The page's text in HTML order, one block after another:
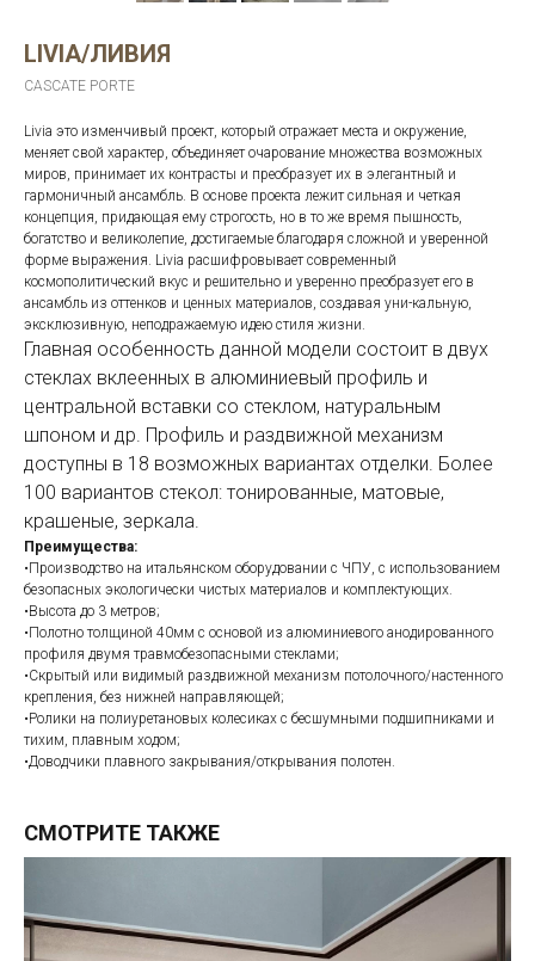
LIVIA/ЛИВИЯ
CASCATE PORTE
Livia это изменчивый проект, который отражает места и окружение,
меняет свой характер, объединяет очарование множества возможных
миров, принимает их контрасты и преобразует их в элегантный и
гармоничный ансамбль. В основе проекта лежит сильная и четкая
концепция, придающая ему строгость, но в то же время пышность,
богатство и великолепие, достигаемые благодаря сложной и уверенной
форме выражения. Livia расшифровывает современный
космополитический вкус и решительно и уверенно преобразует его в
ансамбль из оттенков и ценных материалов, создавая уни-кальную,
эксклюзивную, неподражаемую идею стиля жизни.
Главная особенность данной модели состоит в двух
стеклах вклеенных в алюминиевый профиль и
центральной вставки со стеклом, натуральным
шпоном и др. Профиль и раздвижной механизм
доступны в 18 возможных вариантах отделки. Более
100 вариантов стекол: тонированные, матовые,
крашеные, зеркала.
Преимущества:
•Производство на итальянском оборудовании с ЧПУ, с использованием
безопасных экологически чистых материалов и комплектующих.
•Высота до 3 метров;
•Полотно толщиной 40мм с основой из алюминиевого анодированного
профиля двумя травмобезопасными стеклами;
•Скрытый или видимый раздвижной механизм потолочного/настенного
крепления, без нижней направляющей;
•Ролики на полиуретановых колесиках с бесшумными подшипниками и
тихим, плавным ходом;
•Доводчики плавного закрывания/открывания полотен.
СМОТРИТЕ ТАКЖЕ